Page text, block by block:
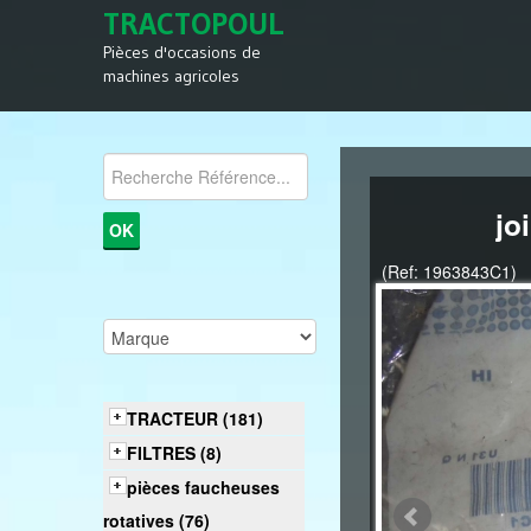
TRACTOPOUL
Pièces d'occasions de
machines agricoles
TRACTEUR (181)
FILTRES (8)
pièces faucheuses
rotatives (76)
(Ref: 1963843C1)